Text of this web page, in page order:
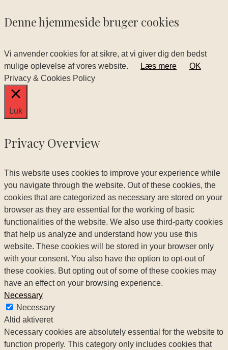
Denne hjemmeside bruger cookies
Vi anvender cookies for at sikre, at vi giver dig den bedst
mulige oplevelse af vores website.
Læs mere
OK
Privacy & Cookies Policy
Luk
Privacy Overview
This website uses cookies to improve your experience while
you navigate through the website. Out of these cookies, the
cookies that are categorized as necessary are stored on your
browser as they are essential for the working of basic
functionalities of the website. We also use third-party cookies
that help us analyze and understand how you use this
website. These cookies will be stored in your browser only
with your consent. You also have the option to opt-out of
these cookies. But opting out of some of these cookies may
have an effect on your browsing experience.
Necessary
Necessary
Altid aktiveret
Necessary cookies are absolutely essential for the website to
function properly. This category only includes cookies that